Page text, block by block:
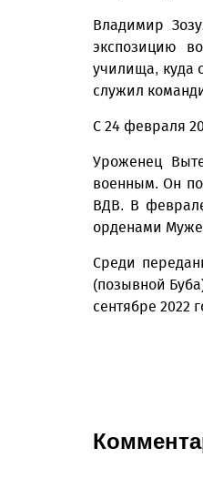
Владимир
экспозицию
училища, куда
служил
С 24 февраля
Уроженец
военным. Он
ВДВ. В
орденами
Среди
(позывной
сентябре 2022